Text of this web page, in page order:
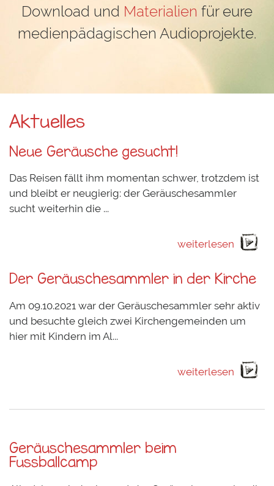
Download und Materialien für eure
medienpädagischen Audioprojekte.
Aktuelles
Neue Geräusche gesucht!
Das Reisen fällt ihm momentan schwer, trotzdem ist
und bleibt er neugierig: der Geräuschesammler
sucht weiterhin die ...
weiterlesen
Der Geräuschesammler in der Kirche
Am 09.10.2021 war der Geräuschesammler sehr aktiv
und besuchte gleich zwei Kirchengemeinden um
hier mit Kindern im Al...
weiterlesen
Geräuschesammler beim
Fussballcamp